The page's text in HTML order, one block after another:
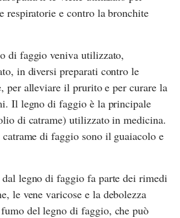
respiratorie e contro la bronchite
di faggio veniva utilizzato,
in diversi preparati contro le
per alleviare il prurito e per curare la
Il legno di faggio è la principale
di catrame) utilizzato in medicina.
di faggio sono il guaiacolo e
legno di faggio fa parte dei rimedi
le vene varicose e la debolezza
del legno di faggio, che può